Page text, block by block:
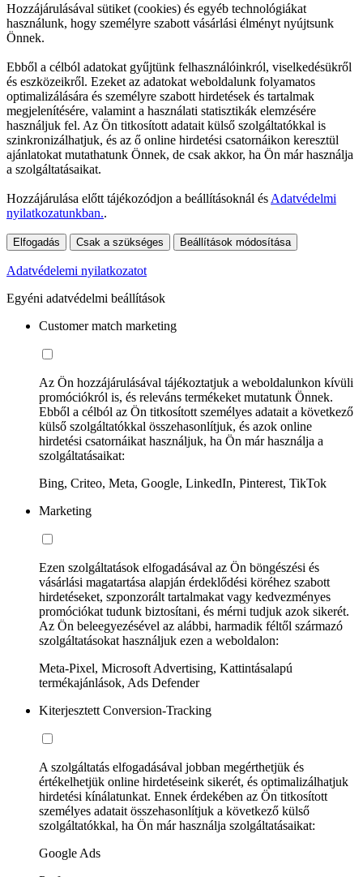
Hozzájárulásával sütiket (cookies) és egyéb technológiákat
használunk, hogy személyre szabott vásárlási élményt nyújtsunk
Önnek.
Ebből a célból adatokat gyűjtünk felhasználóinkról, viselkedésükről
és eszközeikről. Ezeket az adatokat weboldalunk folyamatos
optimalizálására és személyre szabott hirdetések és tartalmak
megjelenítésére, valamint a használati statisztikák elemzésére
használjuk fel. Az Ön titkosított adatait külső szolgáltatókkal is
szinkronizálhatjuk, és az ő online hirdetési csatornáikon keresztül
ajánlatokat mutathatunk Önnek, de csak akkor, ha Ön már használja
a szolgáltatásaikat.
Hozzájárulása előtt tájékozódjon a beállításoknál és Adatvédelmi
nyilatkozatunkban..
Elfogadás Csak a szükséges Beállítások módosítása
Adatvédelemi nyilatkozatot
Egyéni adatvédelmi beállítások
Customer match marketing
Az Ön hozzájárulásával tájékoztatjuk a weboldalunkon kívüli
promóciókról is, és releváns termékeket mutatunk Önnek.
Ebből a célból az Ön titkosított személyes adatait a következő
külső szolgáltatókkal összehasonlítjuk, és azok online
hirdetési csatornáikat használjuk, ha Ön már használja a
szolgáltatásaikat:
Bing, Criteo, Meta, Google, LinkedIn, Pinterest, TikTok
Marketing
Ezen szolgáltatások elfogadásával az Ön böngészési és
vásárlási magatartása alapján érdeklődési köréhez szabott
hirdetéseket, szponzorált tartalmakat vagy kedvezményes
promóciókat tudunk biztosítani, és mérni tudjuk azok sikerét.
Az Ön beleegyezésével az alábbi, harmadik féltől származó
szolgáltatásokat használjuk ezen a weboldalon:
Meta-Pixel, Microsoft Advertising, Kattintásalapú
termékajánlások, Ads Defender
Kiterjesztett Conversion-Tracking
A szolgáltatás elfogadásával jobban megérthetjük és
értékelhetjük online hirdetéseink sikerét, és optimalizálhatjuk
hirdetési kínálatunkat. Ennek érdekében az Ön titkosított
személyes adatait összehasonlítjuk a következő külső
szolgáltatókkal, ha Ön már használja szolgáltatásaikat:
Google Ads